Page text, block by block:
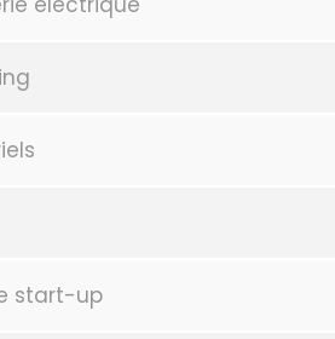
start-up